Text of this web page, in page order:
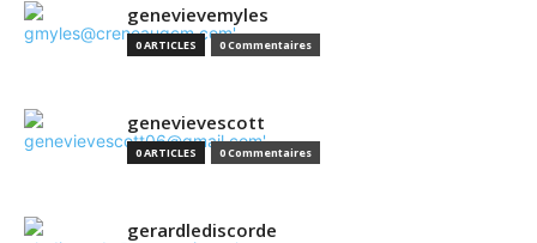
genevievemyles
0 ARTICLES 0 Commentaires
genevievescott
0 ARTICLES 0 Commentaires
gerardlediscorde